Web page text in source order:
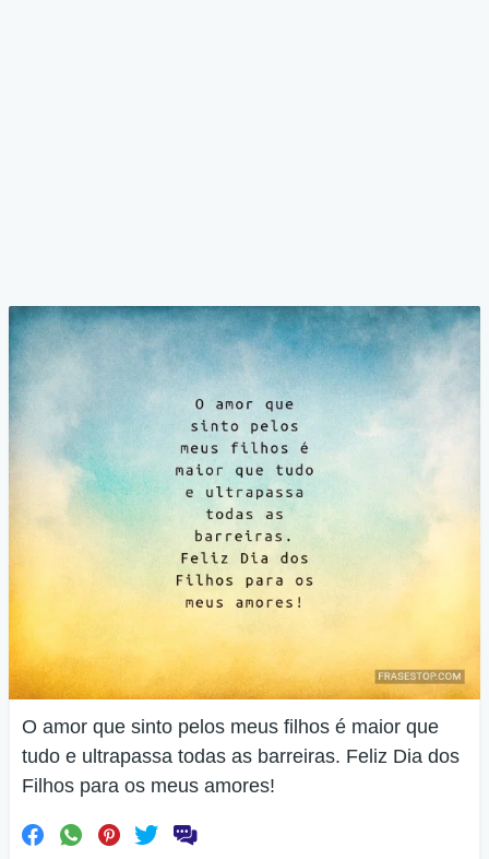
O amor que sinto pelos meus filhos é maior que
tudo e ultrapassa todas as barreiras. Feliz Dia dos
Filhos para os meus amores!